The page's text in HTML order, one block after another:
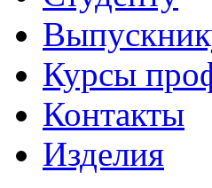
Курсы
Контакты
Изделия